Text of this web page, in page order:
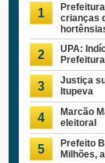
1
crianças
2
UPA:
3
Justiça
Itupeva
4
Marcão
eleitoral
5
Prefeito
Milhões,